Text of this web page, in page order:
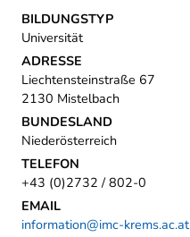
BILDUNGSTYP
Universität
ADRESSE
Liechtensteinstraße 67
2130 Mistelbach
BUNDESLAND
Niederösterreich
TELEFON
+43 (0)2732 / 802-0
EMAIL
information@imc-krems.ac.at